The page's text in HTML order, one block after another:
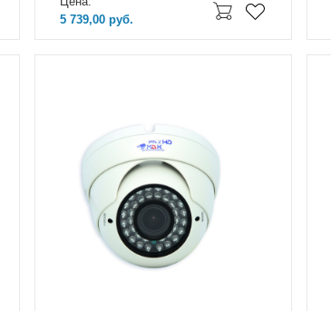
5 739,00руб.